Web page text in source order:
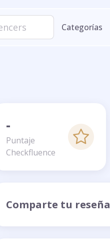
Categorías
-
Puntaje
Checkfluence
Comparte tu reseña